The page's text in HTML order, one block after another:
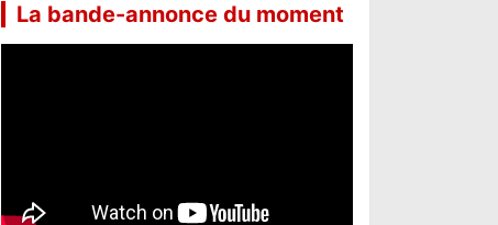
La bande-annonce du moment